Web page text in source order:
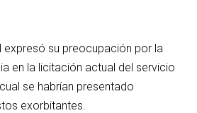
expresó su preocupación por la
en la licitación actual del servicio
se habrían presentado
exorbitantes.